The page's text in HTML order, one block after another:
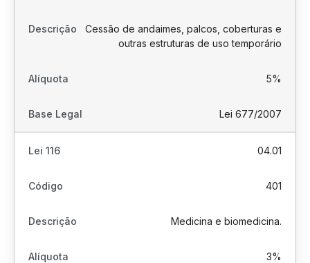
Cessão de andaimes, palcos, coberturas e
outras estruturas de uso temporário
5%
Lei 677/2007
04.01
401
Medicina e biomedicina.
3%